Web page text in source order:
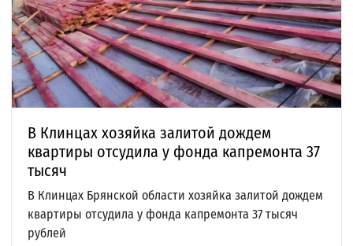
В Клинцах хозяйка залитой дождем
квартиры отсудила у фонда капремонта 37
тысяч
В Клинцах Брянской области хозяйка залитой дождем
квартиры отсудила у фонда капремонта 37 тысяч
рублей